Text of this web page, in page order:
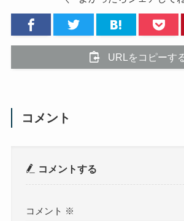
URLをコピーす
コメント
コメントする
コメント ※